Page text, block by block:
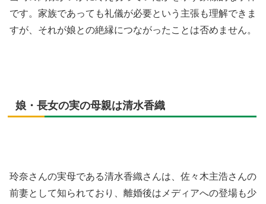
です。家族であっても礼儀が必要という主張も理解できま
すが、それが娘との絶縁につながったことは否めません。
娘・長女の実の母親は清水香織
玲奈さんの実母である清水香織さんは、佐々木主浩さんの
前妻として知られており、離婚後はメディアへの登場も少